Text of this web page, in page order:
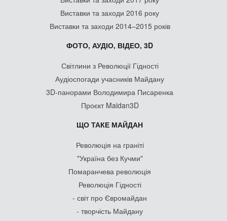
Виставки та заходи 2016 року
Виставки та заходи 2014–2015 років
ФОТО, АУДІО, ВІДЕО, 3D
Світлини з Революції Гідності
Аудіоспогади учасників Майдану
3D-панорами Володимира Писаренка
Проєкт Maidan3D
ЩО ТАКЕ МАЙДАН
Революція на граніті
"Україна без Кучми"
Помаранчева революція
Революція Гідності
- світ про Євромайдан
- творчість Майдану